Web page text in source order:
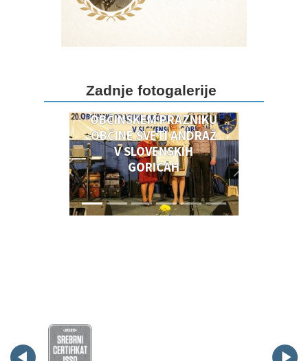
Zadnje fotogalerije
DOGODKI OB 20.
OBČINSKEM PRAZNIKU
OBČINSKEM PRAZNIKU
OBČINE SVETI ANDRAŽ
V SLOVENSKIH
GORICAH